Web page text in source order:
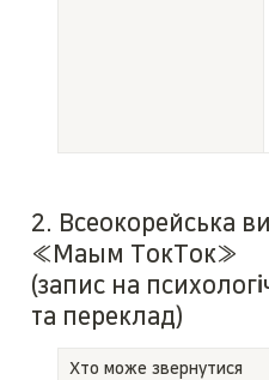
2. Всеокорейська
«Маым ТокТок»
(запис на
та переклад)
Хто може звернутися